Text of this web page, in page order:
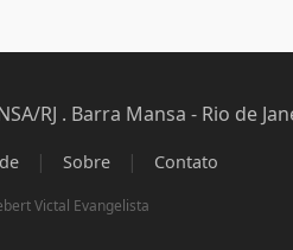
RJ . Barra Mansa - Rio de
| Sobre | Contato
Victal Evangelista